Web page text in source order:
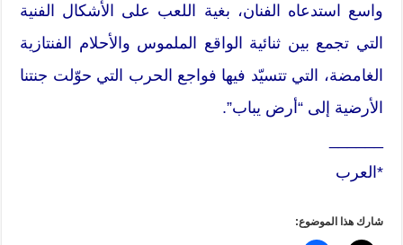
واسع استدعاه الفنان، بغية اللعب على الأشكال الفنية
التي تجمع بين ثنائية الواقع الملموس والأحلام الفنتازية
الغامضة، التي تتسيّد فيها فواجع الحرب التي حوّلت جنتنا
الأرضية إلى “أرض يباب”.
*العرب
شارك هذا الموضوع: